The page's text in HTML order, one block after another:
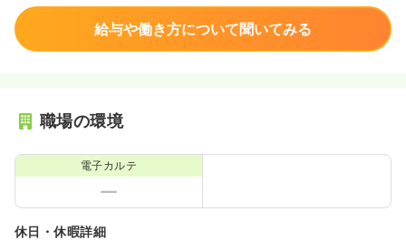
給与や働き方について聞いてみる
職場の環境
電子カルテ
休日・休暇詳細